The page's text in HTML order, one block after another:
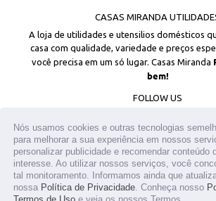
Nós usamos cookies e outras tecnologias
para melhorar a sua experiência em nossos
personalizar publicidade e recomendar conteúdo
interesse. Ao utilizar nossos serviços, você
tal monitoramento. Informamos ainda que
nossa Política de Privacidade . Conheça nosso
CASAS MIRANDA
A loja de utilidades e utensilios domésticos
casa com qualidade, variedade e preços
você precisa em um só lugar. Casas Miranda
bem!
FOLLOW US
© 2026Todos os direitos reservados. Os
alterações sem aviso prévio. Os preços são
loja virtual. Em caso de divergência, o preço
As fotos aqui veiculadas, logotipo e marca são